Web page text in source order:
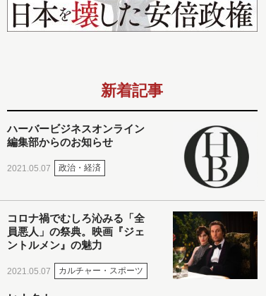
新着記事
ハーバービジネスオンライン
編集部からのお知らせ
2021.05.07 政治・経済
コロナ禍でむしろ沁みる「全
員悪人」の祭典。映画『ジェ
ントルメン』の魅力
2021.05.07 カルチャー・スポーツ